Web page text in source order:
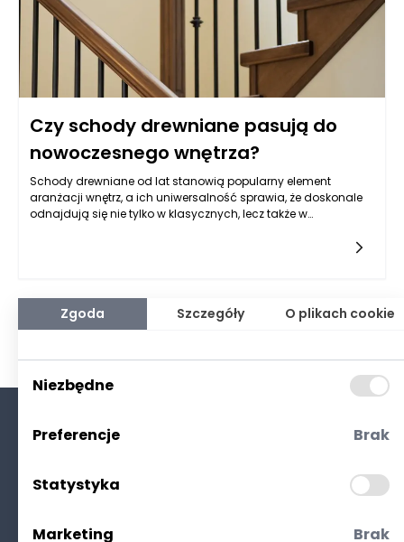
Czy schody drewniane pasują do
nowoczesnego wnętrza?
Schody drewniane od lat stanowią popularny element
aranżacji wnętrz, a ich uniwersalność sprawia, że doskonale
odnajdują się nie tylko w klasycznych, lecz także w
chętniej wybieranych rozwiązań w regionie – inwestorzy
dostrzegają w nich nie tylko walory użytkowe, ale również
potencjał estetyczny. Wnętrza zaprojektowane z myślą o
przyjazne dzięki naturalnym materiałom, takim jak drewno,
które nadaje przestrzeni charakter i elegancję.
Polityka prywatności
Zgoda Szczegóły O plikach cookie
Niezbędne
Preferencje Brak
Statystyka
Marketing Brak